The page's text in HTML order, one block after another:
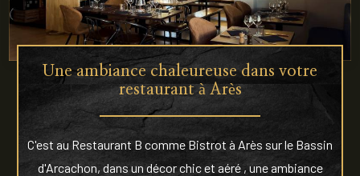
Une ambiance chaleureuse dans votre
restaurant à Arès
C'est au Restaurant B comme Bistrot à Arès sur le Bassin
d'Arcachon, dans un décor chic et aéré , une ambiance